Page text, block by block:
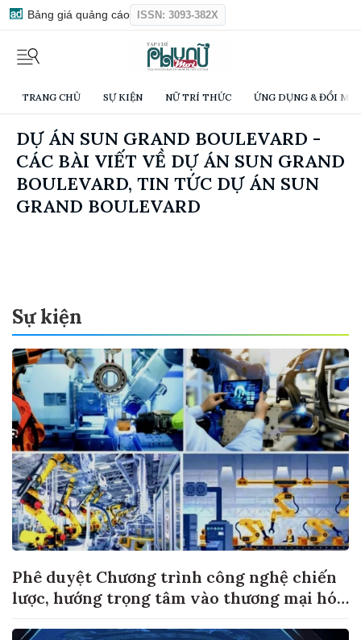
Bảng giá quảng cáo ISSN: 3093-382X
TRANG CHỦ SỰ KIỆN NỮ TRÍ THỨC ỨNG DỤNG & ĐỔI
DỰ ÁN SUN GRAND BOULEVARD -
CÁC BÀI VIẾT VỀ DỰ ÁN SUN GRAND
BOULEVARD, TIN TỨC DỰ ÁN SUN
GRAND BOULEVARD
Sự kiện
Phê duyệt Chương trình công nghệ chiến
lược, hướng trọng tâm vào thương mại hóa